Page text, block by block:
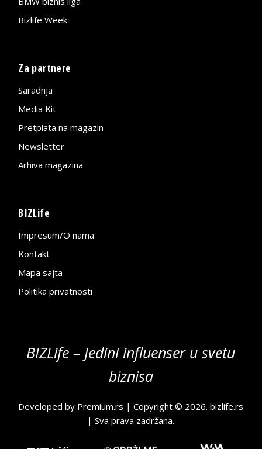
Bizlife Week
Za partnere
Saradnja
Media Kit
Pretplata na magazin
Newsletter
Arhiva magazina
BIZLife
Impresum/O nama
Kontakt
Mapa sajta
Politika privatnosti
BIZLife – Jedini influenser u svetu
biznisa
Developed by Premium.rs | Copyright © 2026.bizlife.rs
| Sva prava zadržana.